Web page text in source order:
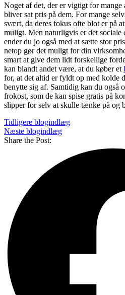
Noget af det, der er vigtigt for mange
bliver sat pris på dem. For mange
svært, da deres fokus ofte blot er på
muligt. Men naturligvis er det sociale
ender du jo også med at sætte stor
netop gør det muligt for din
smart at give dem lidt forskellige
kan blandt andet være, at du køber et
for, at det altid er fyldt op med kolde
benytte sig af. Samtidig kan du også
frokost, som de kan spise gratis på
slipper for selv at skulle tænke på og
Tidligere blogindlæg
Næste blogindlæg
Share the Post: